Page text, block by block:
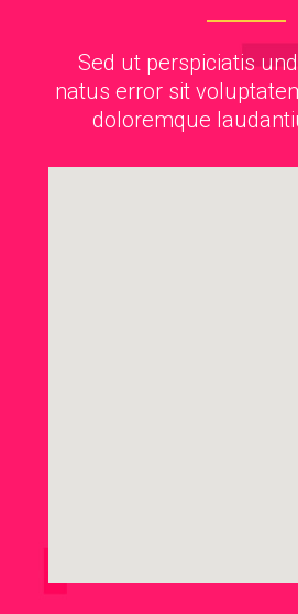
Sed ut perspiciatis
natus error sit
doloremque